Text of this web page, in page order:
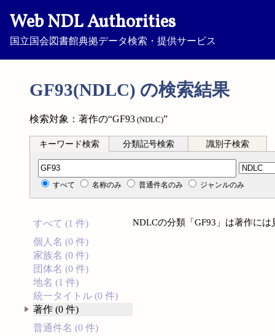
Web NDL Authorities
国立国会図書館典拠データ検索・提供サービス
GF93(NDLC) の検索結果
検索対象：著作の“GF93 (NDLC)”
キーワード検索 分類記号検索 識別子検索
分類記号検索
すべて 名称のみ 普通件名のみ ジャンルのみ
すべて (1 件)
個人名 (0 件)
家族名 (0 件)
団体名 (0 件)
地名 (1 件)
統一タイトル (0 件)
著作 (0 件)
普通件名 (0 件)
NDLCの分類「GF93」は著作に